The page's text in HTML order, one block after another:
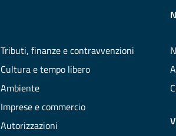
Tributi, finanze e contravvenzioni
Cultura e tempo libero
Ambiente
Imprese e commercio
Autorizzazioni